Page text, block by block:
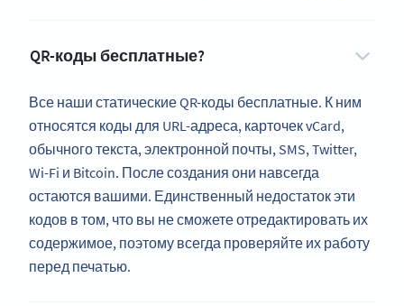
QR-коды бесплатные?
Все наши статические QR-коды бесплатные. К ним
относятся коды для URL-адреса, карточек vCard,
обычного текста, электронной почты, SMS, Twitter,
Wi-Fi и Bitcoin. После создания они навсегда
остаются вашими. Единственный недостаток эти
кодов в том, что вы не сможете отредактировать их
содержимое, поэтому всегда проверяйте их работу
перед печатью.